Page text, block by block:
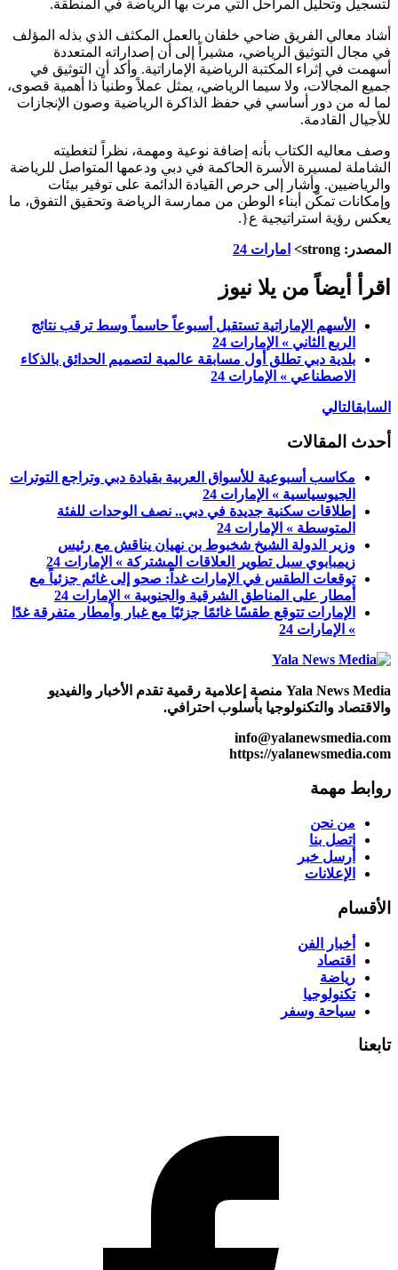
لتسجيل وتحليل المراحل التي مرت بها الرياضة في المنطقة.
أشاد معالي الفريق ضاحي خلفان بالعمل المكثف الذي بذله المؤلف
في مجال التوثيق الرياضي، مشيراً إلى أن إصداراته المتعددة
أسهمت في إثراء المكتبة الرياضية الإماراتية. وأكد أن التوثيق في
جميع المجالات، ولا سيما الرياضي، يمثل عملاً وطنياً ذا أهمية قصوى،
لما له من دور أساسي في حفظ الذاكرة الرياضية وصون الإنجازات
للأجيال القادمة.
وصف معاليه الكتاب بأنه إضافة نوعية ومهمة، نظراً لتغطيته
الشاملة لمسيرة الأسرة الحاكمة في دبي ودعمها المتواصل للرياضة
والرياضيين. وأشار إلى حرص القيادة الدائمة على توفير بيئات
وإمكانات تمكّن أبناء الوطن من ممارسة الرياضة وتحقيق التفوق، ما
يعكس رؤية استراتيجية ع{.
المصدر: strong> امارات 24
اقرأ أيضاً من يلا نيوز
الأسهم الإماراتية تستقبل أسبوعاً حاسماً وسط ترقب نتائج
الربع الثاني » الإمارات 24
بلدية دبي تطلق أول مسابقة عالمية لتصميم الحدائق بالذكاء
الاصطناعي » الإمارات 24
السابقالتالي
أحدث المقالات
مكاسب أسبوعية للأسواق العربية بقيادة دبي وتراجع التوترات
الجيوسياسية » الإمارات 24
إطلاقات سكنية جديدة في دبي.. نصف الوحدات للفئة
المتوسطة » الإمارات 24
وزير الدولة الشيخ شخبوط بن نهيان يناقش مع رئيس
زيمبابوي سبل تطوير العلاقات المشتركة » الإمارات 24
توقعات الطقس في الإمارات غداً: صحو إلى غائم جزئياً مع
أمطار على المناطق الشرقية والجنوبية » الإمارات 24
الإمارات تتوقع طقسًا غائمًا جزئيًا مع غبار وأمطار متفرقة غدًا
» الإمارات 24
Yala News Media منصة إعلامية رقمية تقدم الأخبار والفيديو
والاقتصاد والتكنولوجيا بأسلوب احترافي.
info@yalanewsmedia.com
https://yalanewsmedia.com
روابط مهمة
من نحن
اتصل بنا
أرسل خبر
الإعلانات
الأقسام
أخبار الفن
اقتصاد
رياضة
تكنولوجيا
سياحة وسفر
تابعنا